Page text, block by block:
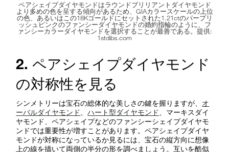
ペアシェイプダイヤモンドはラウンドブリリアントダイヤモンド
より多めの色を呈する傾向があるため、GIAカラースケールの上位
の色、あるいはこの18Kゴールドにセットされた1.21ctのパープリ
ッシュピンクのファンシーダイヤモンドの婚約指輪のように、フ
ァンシーカラーダイヤモンドを選択することが最善である。提供:
1stdibs.com
2. ペアシェイプダイヤモンド
の対称性を見る
シンメトリーは宝石の総体的な美しさの鍵を握りますが、 オ
ーバルダイヤモンド
、ハート型ダイヤモンド
、マーキスダイ
ヤモンド、ペアシェイプなどのファンシーシェイプダイヤモ
ンドでは重要性が増すことがあります。ペアシェイプダイヤ
モンドが対称になっているか見るには、宝石の縦方向に想像
上の線を描いて両側の半分の形を調べましょう。互いを酷似